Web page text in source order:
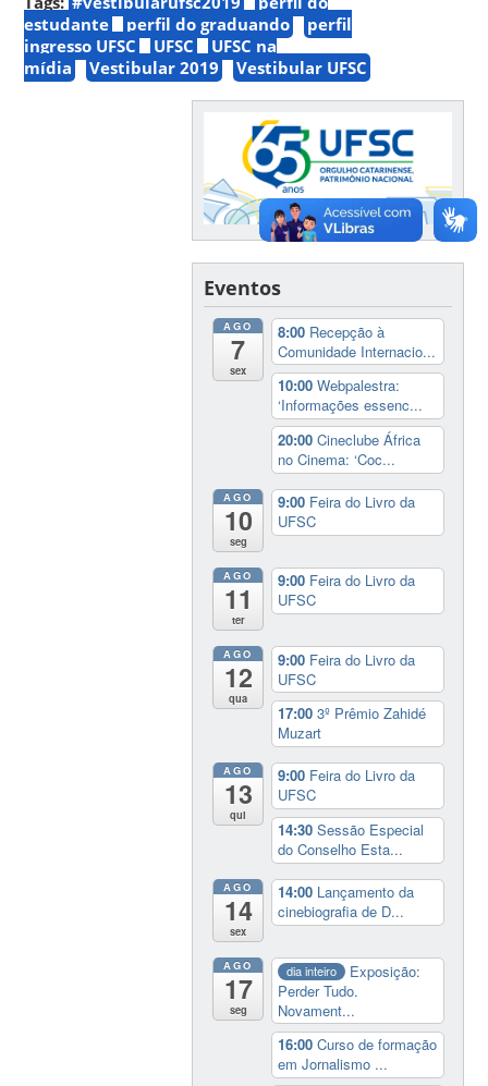
estudante
perfil do graduando
perfil
ingresso UFSC
UFSC
UFSC na
mídia
Vestibular 2019 Vestibular UFSC
Eventos
AGO
7
sex
8:00 Recepção à
Comunidade Internacio...
10:00Webpalestra:
‘Informações essenc...
20:00Cineclube África
no Cinema: ‘Coc...
AGO
10
seg
9:00 Feira do Livro da
UFSC
AGO
11
ter
9:00 Feira do Livro da
UFSC
AGO
12
qua
9:00 Feira do Livro da
UFSC
17:003º Prêmio Zahidé
Muzart
AGO
13
qui
9:00 Feira do Livro da
UFSC
14:30Sessão Especial
do Conselho Esta...
AGO
14
sex
14:00 Lançamento da
cinebiografia de D...
AGO
17
seg
dia inteiro
Exposição:
Perder Tudo.
Novament...
16:00Curso de formação
em Jornalismo ...